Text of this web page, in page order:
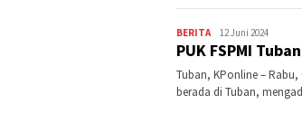
BERITAKontributor
Jatim
12 Juni 2024
PUK FSPMI
Tuban, KPonline – Rabu,
berada di Tuban,